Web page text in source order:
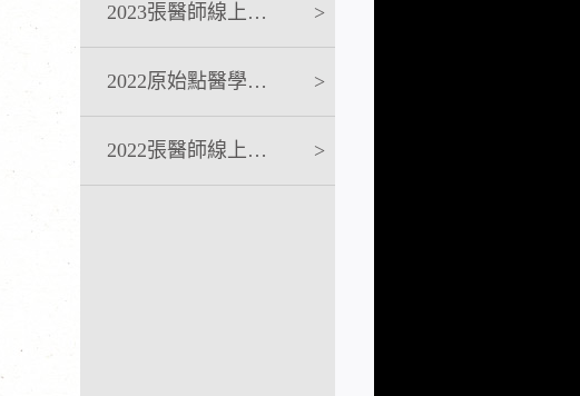
2023張醫師線上課程 >
2022原始點醫學完整版講座 >
2022張醫師線上課程 >